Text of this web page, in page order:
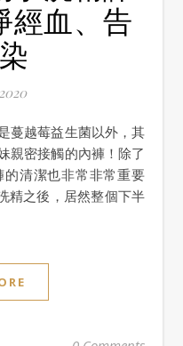
經血、告
親密接觸的內褲！除了
清潔也非常非常重要
精之後，居然整個下半